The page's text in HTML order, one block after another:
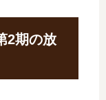
2期の放